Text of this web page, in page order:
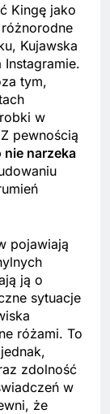
Kingę jako
Kujawska
tym,
w
pewnością
nie narzeka
pojawiają
ją o
sytuacje
różami. To
zdolność
w
że